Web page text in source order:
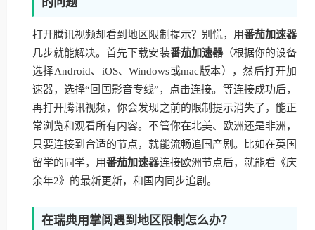
打开腾讯视频却看到地区限制提示？别慌，用番茄加速器
几步就能解决。首先下载安装番茄加速器（根据你的设备
选择Android、iOS、Windows或mac版本），然后打开加
速器，选择“回国影音专线”，点击连接。等连接成功后，
再打开腾讯视频，你会发现之前的限制提示消失了，能正
常浏览和观看所有内容。不管你在北美、欧洲还是非洲，
只要连接到合适的节点，就能流畅追国产剧。比如在英国
留学的同学，用番茄加速器连接欧洲节点后，就能看《庆
余年2》的最新更新，和国内同步追剧。
在瑞典用掌阅遇到地区限制怎么办？